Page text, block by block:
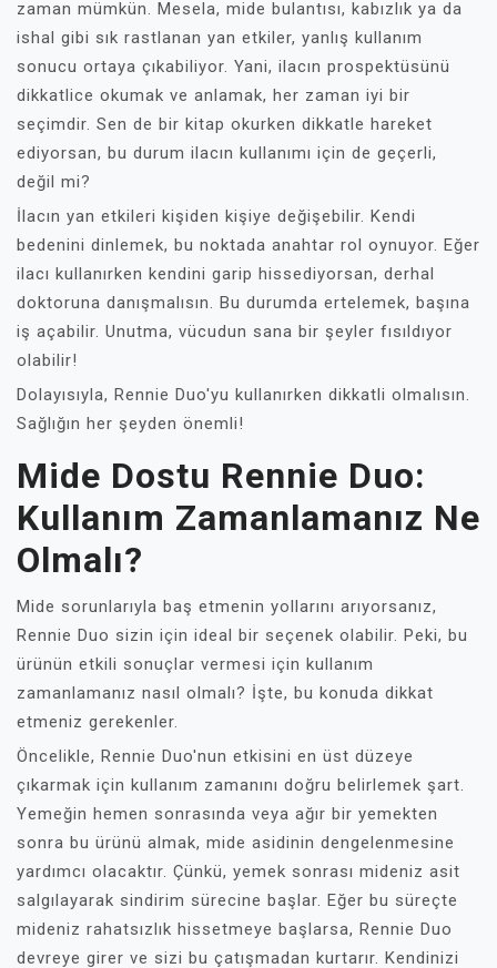
zaman mümkün. Mesela, mide bulantısı, kabızlık ya da
ishal gibi sık rastlanan yan etkiler, yanlış kullanım
sonucu ortaya çıkabiliyor. Yani, ilacın prospektüsünü
dikkatlice okumak ve anlamak, her zaman iyi bir
seçimdir. Sen de bir kitap okurken dikkatle hareket
ediyorsan, bu durum ilacın kullanımı için de geçerli,
değil mi?
İlacın yan etkileri kişiden kişiye değişebilir. Kendi
bedenini dinlemek, bu noktada anahtar rol oynuyor. Eğer
ilacı kullanırken kendini garip hissediyorsan, derhal
doktoruna danışmalısın. Bu durumda ertelemek, başına
iş açabilir. Unutma, vücudun sana bir şeyler fısıldıyor
olabilir!
Dolayısıyla, Rennie Duo'yu kullanırken dikkatli olmalısın.
Sağlığın her şeyden önemli!
Mide Dostu Rennie Duo:
Kullanım Zamanlamanız Ne
Olmalı?
Mide sorunlarıyla baş etmenin yollarını arıyorsanız,
Rennie Duo sizin için ideal bir seçenek olabilir. Peki, bu
ürünün etkili sonuçlar vermesi için kullanım
zamanlamanız nasıl olmalı? İşte, bu konuda dikkat
etmeniz gerekenler.
Öncelikle, Rennie Duo'nun etkisini en üst düzeye
çıkarmak için kullanım zamanını doğru belirlemek şart.
Yemeğin hemen sonrasında veya ağır bir yemekten
sonra bu ürünü almak, mide asidinin dengelenmesine
yardımcı olacaktır. Çünkü, yemek sonrası mideniz asit
salgılayarak sindirim sürecine başlar. Eğer bu süreçte
mideniz rahatsızlık hissetmeye başlarsa, Rennie Duo
devreye girer ve sizi bu çatışmadan kurtarır. Kendinizi